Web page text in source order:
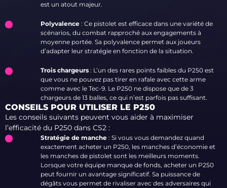
est un atout majeur.
Polyvalence : Ce pistolet est efficace dans une variété de
scénarios, du combat rapproché aux engagements à
moyenne portée. Sa polyvalence permet aux joueurs
d’adapter leur stratégie en fonction de la situation.
Trois chargeurs : L’un des rares points faibles du P250 est
que vous ne pouvez pas tirer en rafale avec cette arme
comme avec le Tec-9. Le P250 ne dispose que de 3
chargeurs de 13 balles, ce qui n’est parfois pas suffisant.
CONSEILS POUR UTILISER LE P250
Les conseils suivants peuvent vous aider à maximiser
l’efficacité du P250 dans CS2 :
Stratégie de manche : Si vous vous demandez quand
exactement acheter un P250, les manches d’économie et
les manches de pistolet sont les meilleurs moments.
Lorsque votre équipe manque de fonds, acheter un P250
peut fournir un avantage significatif. Sa puissance de
dégâts vous permet de rivaliser avec des adversaires qui